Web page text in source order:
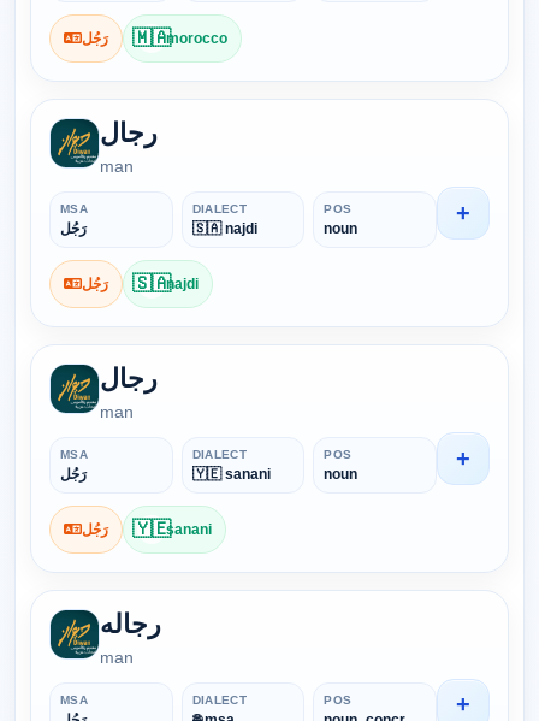
رَجُل 🇲🇦morocco
رجال
man
MSA
رَجُل
DIALECT
🇸🇦 najdi
POS
noun
رَجُل 🇸🇦najdi
+
رجال
man
MSA
رَجُل
DIALECT
🇾🇪 sanani
POS
noun
رَجُل 🇾🇪sanani
+
رجاله
man
MSA DIALECT POS +